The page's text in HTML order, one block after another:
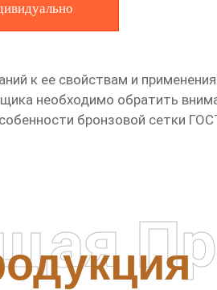
к ее свойствам и
необходимо обратить
бронзовой сетки